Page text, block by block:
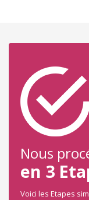
Nous
en 3
Voici les Etapes